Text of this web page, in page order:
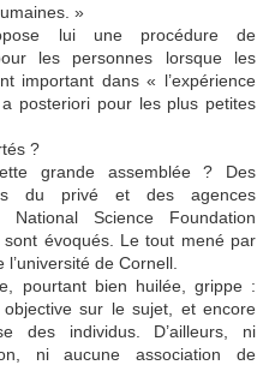
»
lui une procédure de
les personnes lorsque les
important dans « l’expérience
posteriori pour les plus petites
?
grande assemblée ? Des
du privé et des agences
Science Foundation
sont évoqués. Le tout mené par
de Cornell.
pourtant bien huilée, grippe :
sur le sujet, et encore
des individus. D’ailleurs, ni
ni aucune association de